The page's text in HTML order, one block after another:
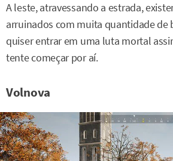
A leste, atravessando a estrada,
arruinados com muita quantidade de
quiser entrar em uma luta mortal
tente começar por aí.
Volnova